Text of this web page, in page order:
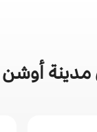
مدينة